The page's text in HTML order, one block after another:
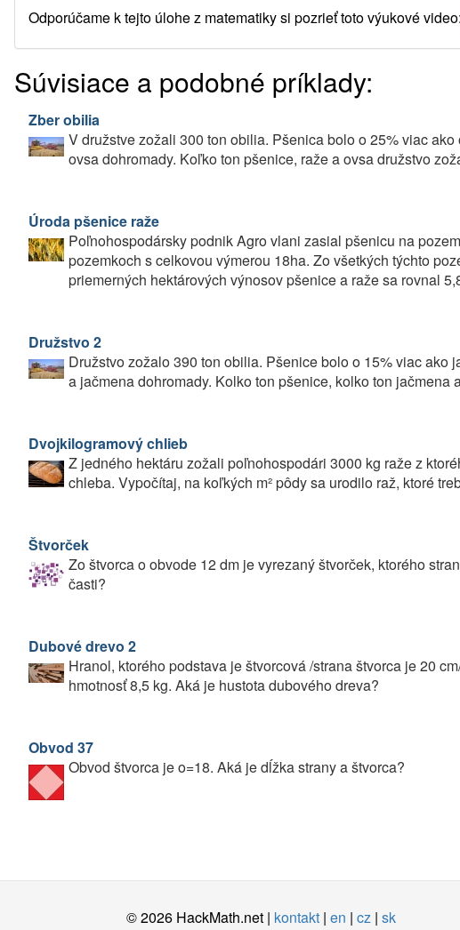
Odporúčame k tejto úlohe z matematiky si pozrieť toto výukové video:
Súvisiace a podobné príklady:
Zber obilia
V družstve zožali 300 ton obilia. Pšenica bolo o 25% viac
ovsa dohromady. Koľko ton pšenice, raže a ovsa družstvo
Úroda pšenice raže
Poľnohospodársky podnik Agro vlani zasial pšenicu na
pozemkoch s celkovou výmerou 18ha. Zo všetkých týchto
priemerných hektárových výnosov pšenice a raže sa rovnal
Družstvo 2
Družstvo zožalo 390 ton obilia. Pšenice bolo o 15% viac ako
a jačmena dohromady. Kolko ton pšenice, kolko ton jačmena
Dvojkilogramový chlieb
Z jedného hektáru zožali poľnohospodári 3000 kg raže z
chleba. Vypočítaj, na koľkých m² pôdy sa urodilo raž, ktoré
Štvorček
Zo štvorca o obvode 12 dm je vyrezaný štvorček, ktorého
časti?
Dubové drevo 2
Hranol, ktorého podstava je štvorcová /strana štvorca je 20
hmotnosť 8,5 kg. Aká je hustota dubového dreva?
Obvod 37
Obvod štvorca je o=18. Aká je dĺžka strany a štvorca?
© 2026 HackMath.net | kontakt| en | cz| sk